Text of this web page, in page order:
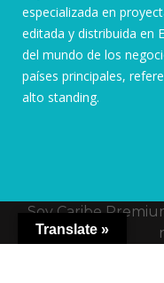
especializada en
editada y distribuida en
del mundo de los
países principales,
alto standing.
Soy Caribe
Translate »